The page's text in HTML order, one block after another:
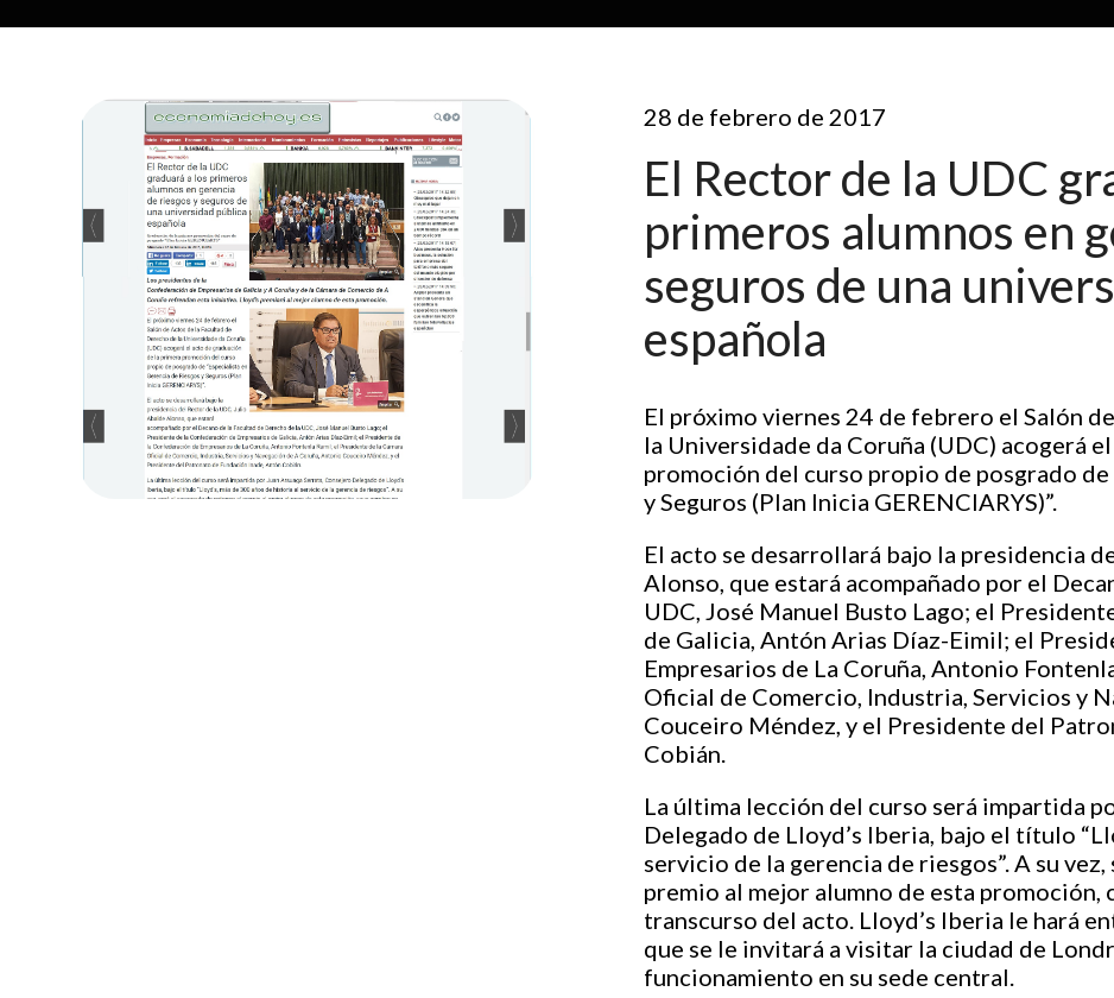
28 de febrero de 2017
El Rector de la UDC
primeros alumnos en
seguros de una
española
El próximo viernes 24 de febrero el Salón
la Universidade da Coruña (UDC) acogerá
promoción del curso propio de posgrado
y Seguros (Plan Inicia GERENCIARYS)”.
El acto se desarrollará bajo la presidencia
Alonso, que estará acompañado por el
UDC, José Manuel Busto Lago; el
de Galicia, Antón Arias Díaz-Eimil; el
Empresarios de La Coruña, Antonio
Oficial de Comercio, Industria, Servicios y
Couceiro Méndez, y el Presidente del
Cobián.
La última lección del curso será impartida
Delegado de Lloyd’s Iberia, bajo el título
servicio de la gerencia de riesgos”. A su
premio al mejor alumno de esta promoción,
transcurso del acto. Lloyd’s Iberia le hará
que se le invitará a visitar la ciudad de
funcionamiento en su sede central.